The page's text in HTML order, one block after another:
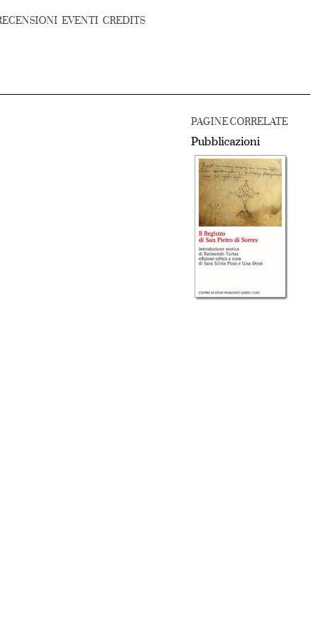
EVENTI CREDITS
PAGINE CORRELATE
Pubblicazioni